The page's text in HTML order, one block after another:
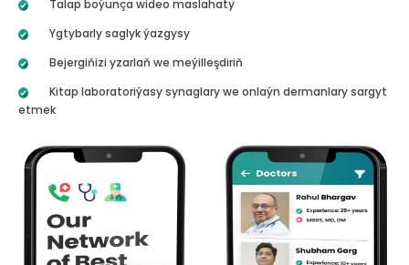
Talap boýunça wideo maslahaty
Ygtybarly saglyk ýazgysy
Bejergiňizi yzarlaň we meýilleşdiriň
Kitap laboratoriýasy synaglary we onlaýn dermanlary sargyt
etmek